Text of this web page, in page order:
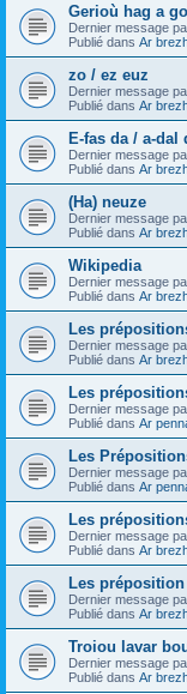
Gerioù hag a
Dernier message
Publié dans Ar
zo / ez euz
Dernier message
Publié dans Ar
E-fas da / a-dal
Dernier message
Publié dans Ar
(Ha) neuze
Dernier message
Publié dans Ar
Wikipedia
Dernier message
Publié dans Ar
Les
Dernier message
Publié dans Ar
Les
Dernier message
Publié dans Ar
Les
Dernier message
Publié dans Ar
Les
Dernier message
Publié dans Ar
Les préposition
Dernier message
Publié dans Ar
Troiou lavar
Dernier message
Publié dans Ar